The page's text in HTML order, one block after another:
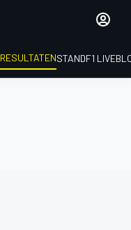
RESULTATENSTANDF1